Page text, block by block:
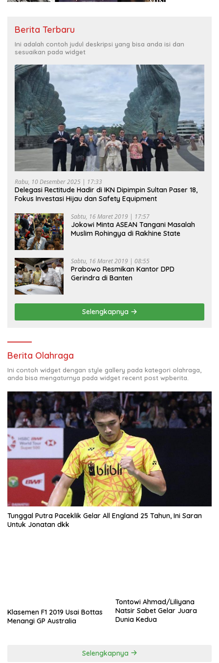
Berita Terbaru
Ini adalah contoh judul deskripsi yang bisa anda isi dan
sesuaikan pada widget
Rabu, 10 Desember 2025 | 17:33
Delegasi Rectitude Hadir di IKN Dipimpin Sultan Paser 18,
Fokus Investasi Hijau dan Safety Equipment
Sabtu, 16 Maret 2019 | 17:57
Jokowi Minta ASEAN Tangani Masalah
Muslim Rohingya di Rakhine State
Sabtu, 16 Maret 2019 | 08:55
Prabowo Resmikan Kantor DPD
Gerindra di Banten
Selengkapnya
Berita Olahraga
Ini contoh widget dengan style gallery pada kategori olahraga,
anda bisa mengaturnya pada widget recent post wpberita.
Tunggal Putra Paceklik Gelar All England 25 Tahun, Ini Saran
Untuk Jonatan dkk
Klasemen F1 2019 Usai Bottas
Menangi GP Australia
Tontowi Ahmad/Liliyana
Natsir Sabet Gelar Juara
Dunia Kedua
Selengkapnya